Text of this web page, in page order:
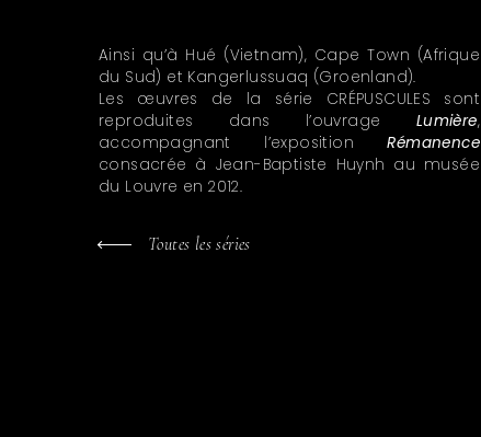
Ainsi qu’à Hué (Vietnam), Cape Town (Afrique
du Sud) et Kangerlussuaq (Groenland).
Les œuvres de la série CRÉPUSCULES sont
reproduites dans l’ouvrage Lumière,
accompagnant l’expositionRémanence
consacrée à Jean-Baptiste Huynh au musée
du Louvre en 2012.
Toutes les séries